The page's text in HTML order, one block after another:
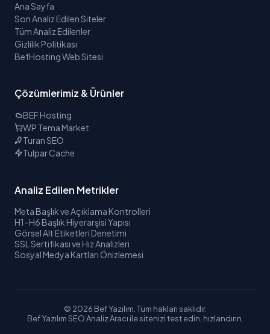
Ana Sayfa
Son Analiz Edilen Siteler
Tüm Analiz Edilenler
Gizlilik Politikası
BefHosting Web Sitesi
Çözümlerimiz & Ürünler
BEF Hosting
WP Tema Market
Turan SEO
Tulpar Cache
Analiz Edilen Metrikler
Meta Başlık ve Açıklama Kontrolleri
H1–H6 Başlık Hiyerarşisi Yapısı
Görsel Alt Etiketleri Denetimi
SSL Sertifikası ve Hız Analizleri
Sosyal Medya Kartları Önizlemesi
© 2026 Bef Yazılım. Tüm hakları saklıdır.
Bef Yazılım SEO Analiz Aracı ile sitenizi test edin, hızlandırın.